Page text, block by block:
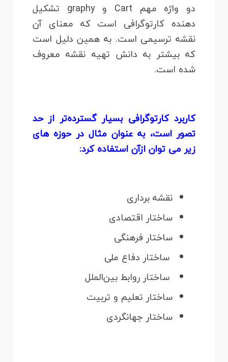
دو واژه مهم Cart و graphy تشکیل
دهنده کارتوگرافی است که معنای آن
نقشه ترسیمی است. به همین دلیل است
که بیشتر به دانش تهیه نقشه معروف
شده است.
کاربرد کارتوگرافی بسیار گسترده‌تر از حد
تصور است، به عنوان مثال در حوزه های
زیر می توان ازآن استفاده کرد:
نقشه برداری
ساختار اقتصادی
ساختار فرهنگی
‌ ساختار دفاع ملی
‌ ساختار روابط بین‌الملل
ساختار تعلیم و تربیت
ساختار جهانگردی